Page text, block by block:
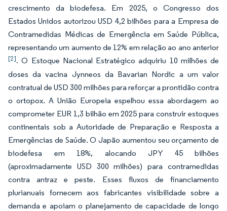
crescimento da biodefesa. Em 2025, o Congresso dos
Estados Unidos autorizou USD 4,2 bilhões para a Empresa de
Contramedidas Médicas de Emergência em Saúde Pública,
representando um aumento de 12% em relação ao ano anterior
[2]. O Estoque Nacional Estratégico adquiriu 10 milhões de
doses da vacina Jynneos da Bavarian Nordic a um valor
contratual de USD 300 milhões para reforçar a prontidão contra
o ortopox. A União Europeia espelhou essa abordagem ao
comprometer EUR 1,3 bilhão em 2025 para construir estoques
continentais sob a Autoridade de Preparação e Resposta a
Emergências de Saúde. O Japão aumentou seu orçamento de
biodefesa em 18%, alocando JPY 45 bilhões
(aproximadamente USD 300 milhões) para contramedidas
contra antraz e peste. Esses fluxos de financiamento
plurianuais fornecem aos fabricantes visibilidade sobre a
demanda e apoiam o planejamento de capacidade de longo